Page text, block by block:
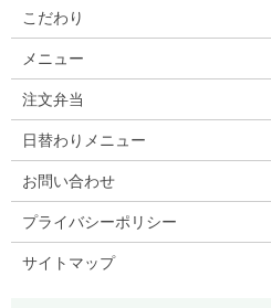
こだわり
メニュー
注文弁当
日替わりメニュー
お問い合わせ
プライバシーポリシー
サイトマップ